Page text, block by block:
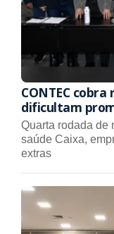
CONTEC
dificultam
Quarta rodada de
saúde Caixa,
extras